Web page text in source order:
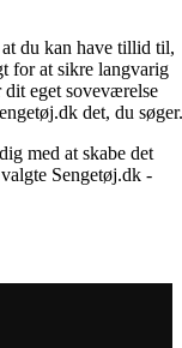
du kan have tillid til,
for at sikre langvarig
eget soveværelse
det, du søger.
med at skabe det
Sengetøj.dk -